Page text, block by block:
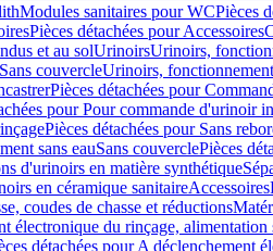
Modules sanitaires pour WCPièces
Pièces détachées pour Accessoires
et au solUrinoirsUrinoirs,
couvercleUrinoirs,
Pièces détachées pour
pour Pour commande d'urinoir
Pièces détachées pour Sans
sans eauSans couverclePièces
d'urinoirs en matière synthétique
en céramique sanitaireAccessoires
coudes de chasse et réductions
électronique du rinçage, alimentation
détachées pour A déclenchement